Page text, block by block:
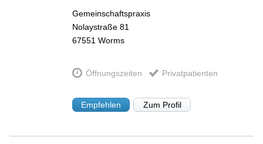
Gemeinschaftspraxis
Nolaystraße 81
67551 Worms
Öffnungszeiten Privatpatienten
Empfehlen Zum Profil